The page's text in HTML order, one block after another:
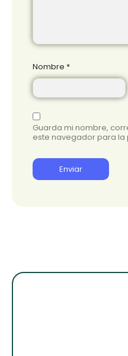
Nombre *
Guarda mi nombre,
este navegador para la